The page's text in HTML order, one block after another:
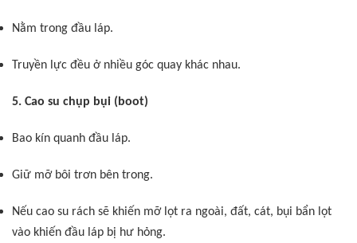
Nằm trong đầu láp.
Truyền lực đều ở nhiều góc quay khác nhau.
5. Cao su chụp bụi (boot)
Bao kín quanh đầu láp.
Giữ mỡ bôi trơn bên trong.
Nếu cao su rách sẽ khiến mỡ lọt ra ngoài, đất, cát, bụi bẩn lọt
vào khiến đầu láp bị hư hỏng.